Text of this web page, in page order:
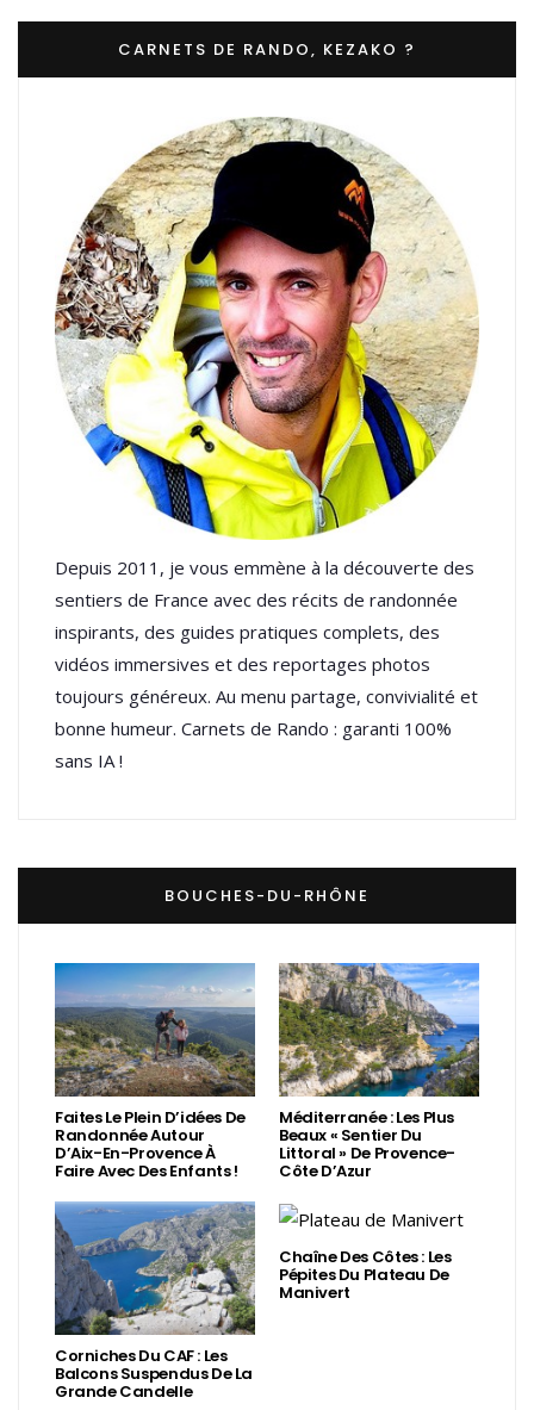
CARNETS DE RANDO, KEZAKO ?
Depuis 2011, je vous emmène à la découverte des
sentiers de France avec des récits de randonnée
inspirants, des guides pratiques complets, des
vidéos immersives et des reportages photos
toujours généreux. Au menu partage, convivialité et
bonne humeur. Carnets de Rando : garanti 100%
sans IA !
BOUCHES-DU-RHÔNE
Faites Le Plein D’idées De
Randonnée Autour
D’Aix-En-Provence À
Faire Avec Des Enfants !
Méditerranée : Les Plus
Beaux « Sentier Du
Littoral » De Provence-
Côte D’Azur
Corniches Du CAF : Les
Balcons Suspendus De La
Grande Candelle
Chaîne Des Côtes : Les
Pépites Du Plateau De
Manivert